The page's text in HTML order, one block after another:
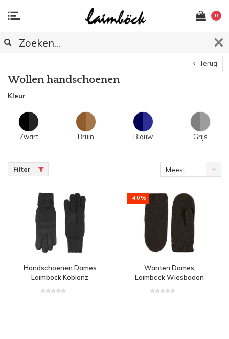
0
Terug
Wollen handschoenen
Kleur
Zwart Bruin Blauw Grijs
Filter
Meest
Handschoenen Dames
Laimböck Koblenz
-40%
Wanten Dames
Laimböck Wiesbaden